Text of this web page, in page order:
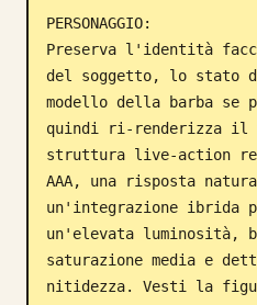
PERSONAGGIO:
Preserva l'identità
del soggetto, lo stato
modello della barba se
quindi ri-renderizza il
struttura live-action
AAA, una risposta
un'integrazione ibrida
un'elevata luminosità,
saturazione media e
nitidezza. Vesti la